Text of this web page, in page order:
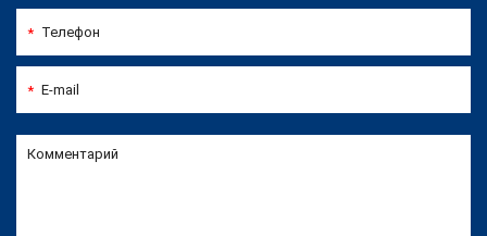
* Телефон
* E-mail
Комментарий